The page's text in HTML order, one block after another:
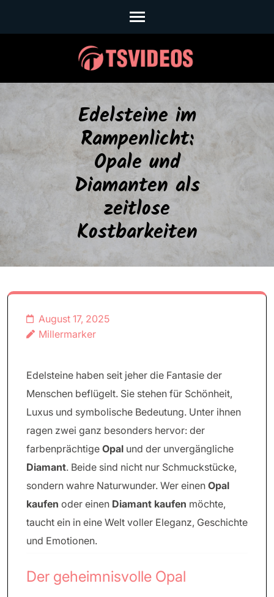
Enter)
Edelsteine im
Rampenlicht:
Opale und
Diamanten als
zeitlose
Kostbarkeiten
August 17, 2025
Millermarker
Edelsteine haben seit jeher die Fantasie der
Menschen beflügelt. Sie stehen für Schönheit,
Luxus und symbolische Bedeutung. Unter ihnen
ragen zwei ganz besonders hervor: der
farbenprächtige Opal und der unvergängliche
Diamant. Beide sind nicht nur Schmuckstücke,
sondern wahre Naturwunder. Wer einen Opal
kaufen oder einen Diamant kaufen möchte,
taucht ein in eine Welt voller Eleganz, Geschichte
und Emotionen.
Der geheimnisvolle Opal